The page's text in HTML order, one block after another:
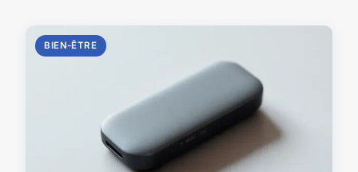
BIEN-ÊTRE